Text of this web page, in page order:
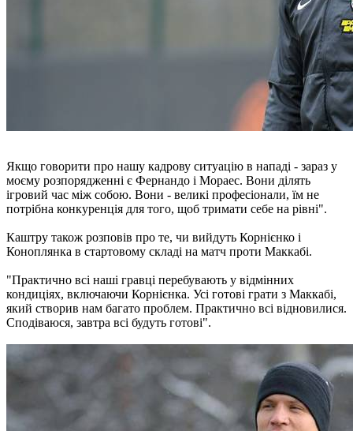
Якщо говорити про нашу кадрову ситуацію в нападі - зараз у
моєму розпорядженні є Фернандо і Мораес. Вони ділять
ігровий час між собою. Вони - великі професіонали, їм не
потрібна конкуренція для того, щоб тримати себе на рівні".
Каштру також розповів про те, чи вийдуть Корнієнко і
Коноплянка в стартовому складі на матч проти Маккабі.
"Практично всі наші гравці перебувають у відмінних
кондиціях, включаючи Корнієнка. Усі готові грати з Маккабі,
який створив нам багато проблем. Практично всі відновилися.
Сподіваюся, завтра всі будуть готові".